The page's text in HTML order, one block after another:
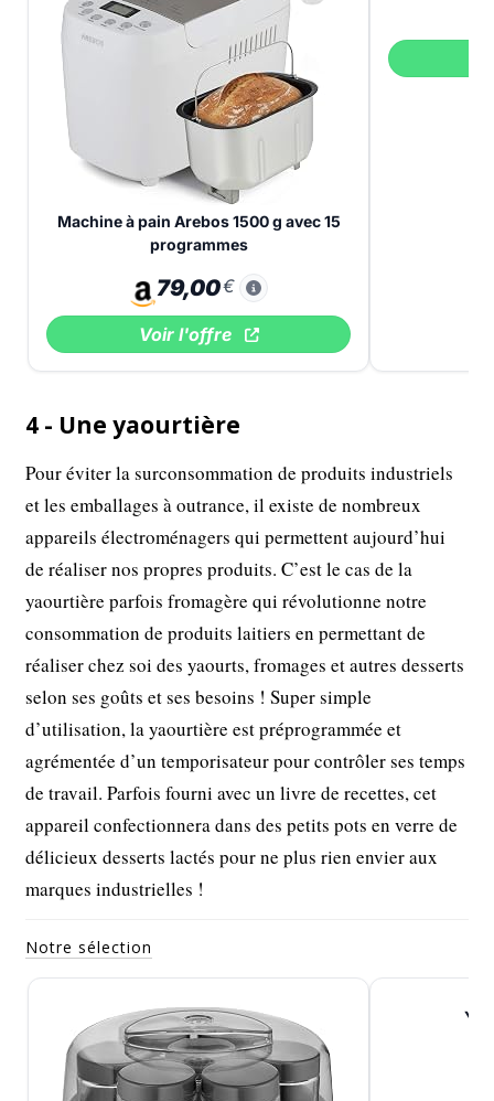
Machine à pain Arebos 1500 g avec 15
programmes
79,00€
Voir l'offre
4 - Une yaourtière
Pour éviter la surconsommation de produits industriels
et les emballages à outrance, il existe de nombreux
appareils électroménagers qui permettent aujourd’hui
de réaliser nos propres produits. C’est le cas de la
yaourtière parfois fromagère qui révolutionne notre
consommation de produits laitiers en permettant de
réaliser chez soi des yaourts, fromages et autres desserts
selon ses goûts et ses besoins ! Super simple
d’utilisation, la yaourtière est préprogrammée et
agrémentée d’un temporisateur pour contrôler ses temps
de travail. Parfois fourni avec un livre de recettes, cet
appareil confectionnera dans des petits pots en verre de
délicieux desserts lactés pour ne plus rien envier aux
marques industrielles !
Notre sélection